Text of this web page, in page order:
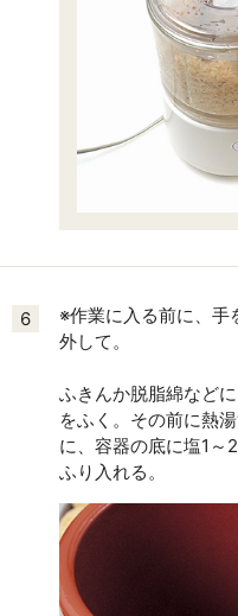
6
※作業に入る前に、手
外して。
ふきんか脱脂綿など
をふく。その前に熱
に、容器の底に塩1～
ふり入れる。